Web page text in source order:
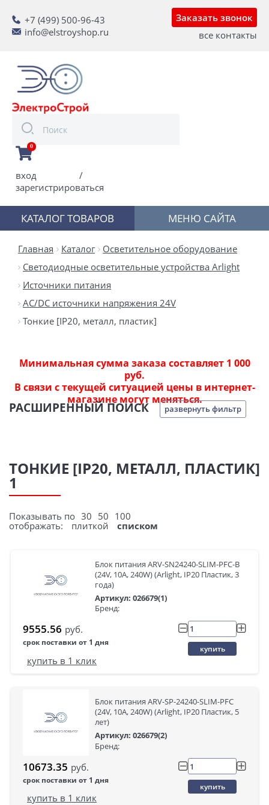
+7 (499) 500-96-43
info@elstroyshop.ru
Заказать звонок
все контакты
0
вход
/
зарегистрироваться
КАТАЛОГ ТОВАРОВ МЕНЮ САЙТА
Главная Каталог
Осветительное оборудование
Светодиодные осветительные устройства Arlight
Источники питания
AC/DC источники напряжения 24V
Тонкие [IP20, металл, пластик]
Минимальная сумма заказа составляет 1 000
руб.
В связи с текущей ситуацией цены в интернет-
магазине могут меняться.
РАСШИРЕННЫЙ ПОИСК развернуть фильтр
ТОНКИЕ [IP20, МЕТАЛЛ, ПЛАСТИК]
1
Показывать по 30 50 100
отображать:
плиткой списком
Блок питания ARV-SN24240-SLIM-PFC-B
(24V, 10A, 240W) (Arlight, IP20 Пластик, 3
года)
Артикул: 026679(1)
Бренд:
9555.56 руб.
срок поставки от 1 дня
купить
купить в 1 клик
Блок питания ARV-SP-24240-SLIM-PFC
(24V, 10A, 240W) (Arlight, IP20 Пластик, 5
лет)
Артикул: 026679(2)
Бренд:
10673.35 руб.
срок поставки от 1 дня
купить
купить в 1 клик